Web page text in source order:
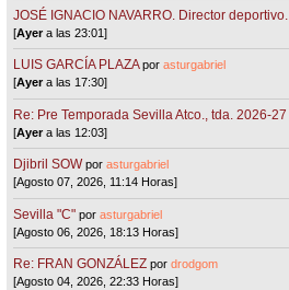
JOSÉ IGNACIO NAVARRO. Director deportivo.
[Ayera las 23:01]
LUIS GARCÍA PLAZA porasturgabriel
[Ayera las 17:30]
Re: Pre Temporada Sevilla Atco., tda. 2026-27
[Ayera las 12:03]
Djibril SOW porasturgabriel
[Agosto 07, 2026, 11:14 Horas]
Sevilla "C"porasturgabriel
[Agosto 06, 2026, 18:13 Horas]
Re: FRAN GONZÁLEZ pordrodgom
[Agosto 04, 2026, 22:33 Horas]